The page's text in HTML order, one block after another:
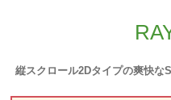
縦スクロール2Dタイプの爽快な